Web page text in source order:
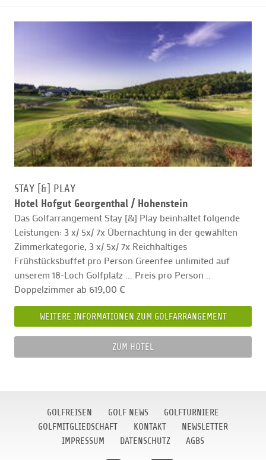
STAY [&] PLAY
Hotel Hofgut Georgenthal / Hohenstein
Das Golfarrangement Stay [&] Play beinhaltet folgende
Leistungen: 3 x/ 5x/ 7x Übernachtung in der gewählten
Zimmerkategorie, 3 x/ 5x/ 7x Reichhaltiges
Frühstücksbuffet pro Person Greenfee unlimited auf
unserem 18-Loch Golfplatz ... Preis pro Person ..
Doppelzimmer ab 619,00 €
WEITERE INFORMATIONEN ZUM GOLFARRANGEMENT
ZUM HOTEL
GOLFREISEN GOLF NEWS
GOLFTURNIERE
GOLFMITGLIEDSCHAFT
KONTAKT
NEWSLETTER
IMPRESSUM
DATENSCHUTZ AGBS